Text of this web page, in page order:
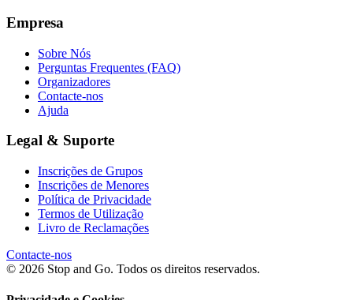
Empresa
Sobre Nós
Perguntas Frequentes (FAQ)
Organizadores
Contacte-nos
Ajuda
Legal & Suporte
Inscrições de Grupos
Inscrições de Menores
Política de Privacidade
Termos de Utilização
Livro de Reclamações
Contacte-nos
© 2026 Stop and Go. Todos os direitos reservados.